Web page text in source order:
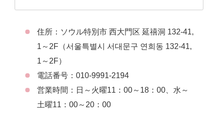
住所：ソウル特別市 西大門区 延禧洞 132-41,
1～2F（서울특별시 서대문구 연희동 132-41,
1～2F）
電話番号：010-9991-2194
営業時間：日～火曜11：00～18：00、水～
土曜11：00～20：00